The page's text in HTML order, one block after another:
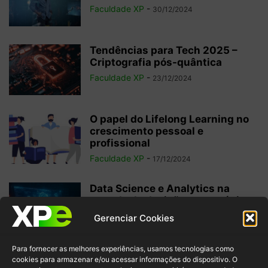
Gerenciar Cookies
Para fornecer as melhores experiências, usamos tecnologias como
cookies para armazenar e/ou acessar informações do dispositivo. O
Faculdade XP - 30/12/2024
Tendências para Tech 2025 –
Criptografia pós-quântica
Faculdade XP - 23/12/2024
O papel do Lifelong Learning no
crescimento pessoal e
profissional
Faculdade XP - 17/12/2024
Data Science e Analytics na
tomada de decisões estratégicas
Faculdade XP - 29/11/2024
Data Fabric: o que é e por que faz